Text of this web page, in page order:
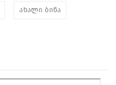
ახალი ბინა